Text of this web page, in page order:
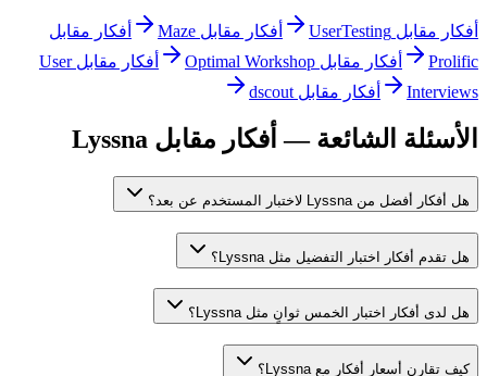
أفكار مقابل UserTesting أفكار مقابل Maze
أفكار مقابل
Prolific
أفكار مقابل Optimal Workshop
أفكار مقابل User
Interviews
أفكار مقابل dscout
الأسئلة الشائعة — أفكار مقابل Lyssna
هل أفكار أفضل من Lyssna لاختبار المستخدم عن بعد؟
هل تقدم أفكار اختبار التفضيل مثل Lyssna؟
هل لدى أفكار اختبار الخمس ثوانٍ مثل Lyssna؟
كيف تقارن أسعار أفكار مع Lyssna؟